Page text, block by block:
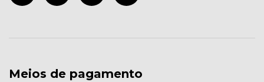
Meios de pagamento